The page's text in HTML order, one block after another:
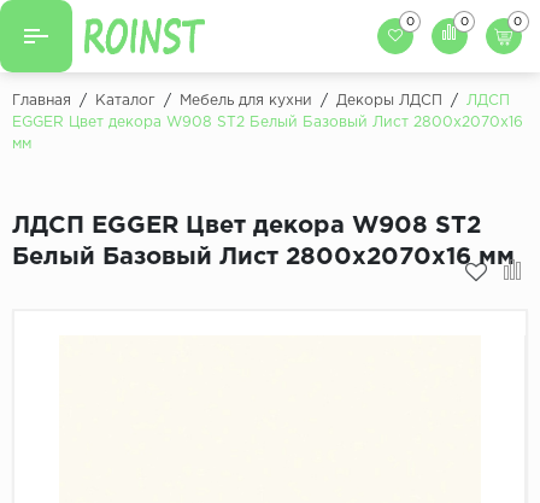
Назад
Кухни на заказ
Назад
Столешницы для
Кухонный фартук
Декоры столешниц
0 0 0
Главная / Каталог / Мебель для кухни / Декоры ЛДСП /
ЛДСП
EGGER Цвет декора W908 ST2 Белый Базовый Лист 2800x2070х16
мм
ЛДСП EGGER Цвет декора W908 ST2
Белый Базовый Лист 2800x2070х16 мм